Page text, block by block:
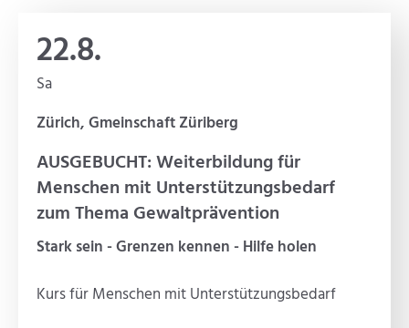
22.8.
Sa
Zürich, Gmeinschaft Züriberg
AUSGEBUCHT: Weiterbildung für
Menschen mit Unterstützungsbedarf
zum Thema Gewaltprävention
Stark sein - Grenzen kennen - Hilfe holen
Kurs für Menschen mit Unterstützungsbedarf